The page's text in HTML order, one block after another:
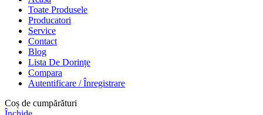
Toate Produsele
Producatori
Service
Contact
Blog
Lista De Dorințe
Compara
Autentificare / Înregistrare
Coș de cumpărături